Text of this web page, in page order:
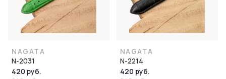
NAGATA
N-2031
420 руб.
NAGATA
N-2214
420 руб.